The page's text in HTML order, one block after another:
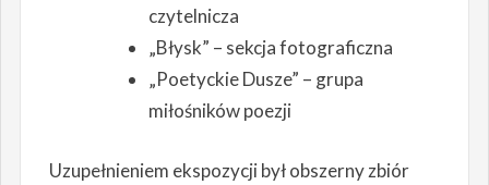
czytelnicza
„Błysk” – sekcja fotograficzna
„Poetyckie Dusze” – grupa
miłośników poezji
Uzupełnieniem ekspozycji był obszerny zbiór